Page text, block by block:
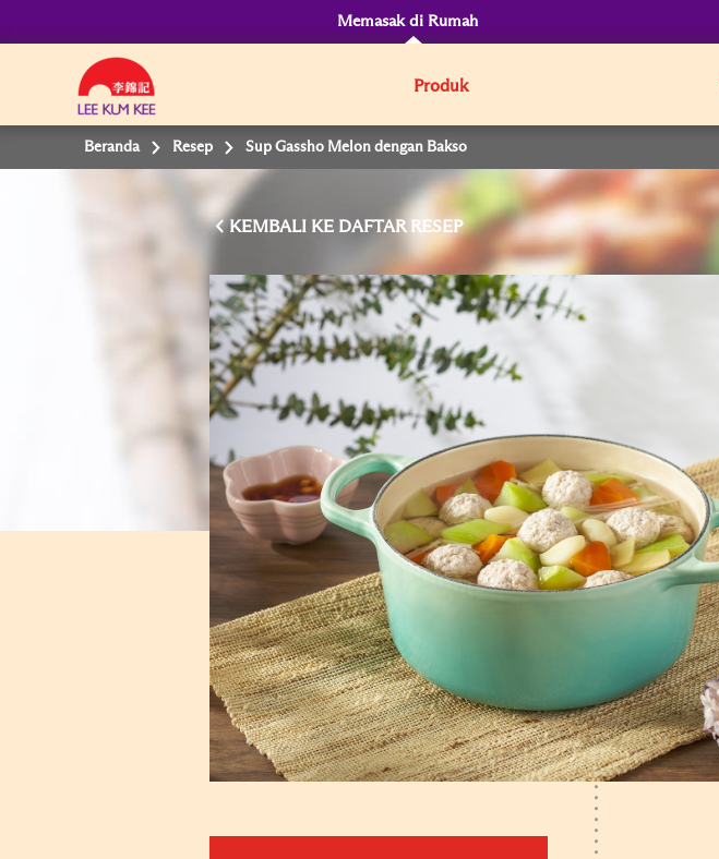
Memasak di Rumah
Produk
Beranda Resep Sup Gassho Melon dengan Bakso
KEMBALI